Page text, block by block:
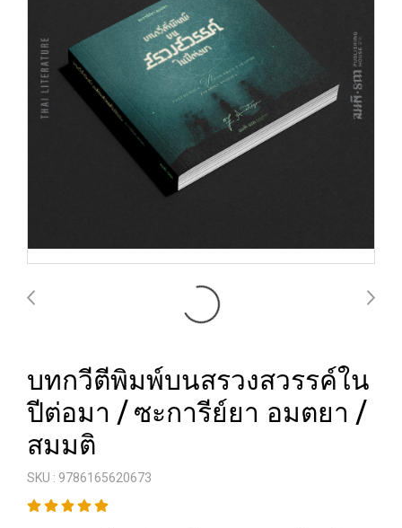
บทกวีตีพิมพ์บนสรวงสวรรค์ใน
ปีต่อมา / ซะการีย์ยา อมตยา /
สมมติ
SKU : 9786165620673